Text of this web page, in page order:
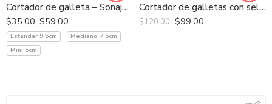
Cortador de galleta – Sonaja Oso
$35.00–$59.00
Estandar 9.5cm
Mediano 7.5cm
Mini 5cm
Cortador de galletas con sello – Héroes – Thor
$120.00 $99.00